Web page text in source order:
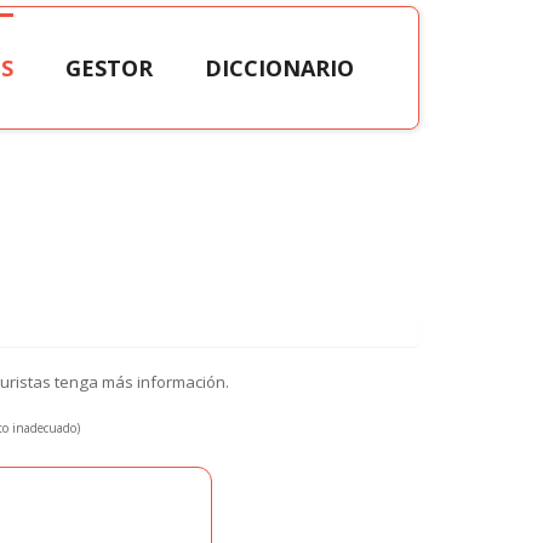
GESTOR DICCIONARIO
tenga más información.
inadecuado)